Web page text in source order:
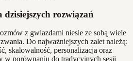
rozwiązań
z gwiazdami niesie ze sobą wiele
Do najważniejszych zalet należą:
skalowalność, personalizacja oraz
w porównaniu do tradycyjnych sesji